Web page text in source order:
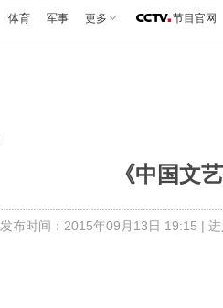
体育 军事 更多 节目官网
《中国文
发布时间：2015年09月13日 19:15 |